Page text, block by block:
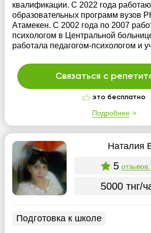
квалификации. С 2022 года
образовательных программ вузов
Атамекен. С 2002 года по 2007
психологом в Центральной
работала педагогом-психологом и
Связаться с
это бесплатно
Подробнее
Наталия
5
5000 тнг/
Подготовка к школе